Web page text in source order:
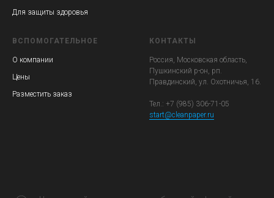
Для защиты здоровья
ВСПОМОГАТЕЛЬНОЕ
О компании
Цены
Разместить заказ
КОНТАКТЫ
Россия, Московская область,
Пушкинский р-он, рп.
Правдинский, ул. Охотничья, 16.
Тел.: +7 (985) 306-71-05
start@cleanpaper.ru